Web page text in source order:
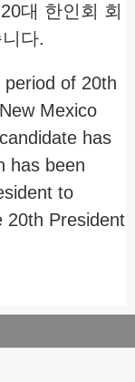
대 한인회 회
다.
of 20th
Mexico
has
has been
to
20th President